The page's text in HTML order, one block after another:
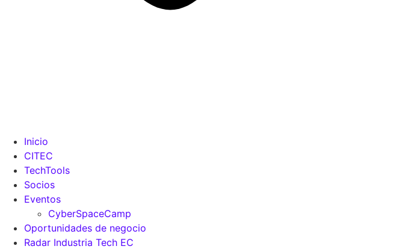
Inicio
CITEC
TechTools
Socios
Eventos
CyberSpaceCamp
Oportunidades de negocio
Radar Industria Tech EC